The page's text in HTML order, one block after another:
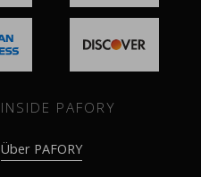
INSIDE PAFORY
Über PAFORY